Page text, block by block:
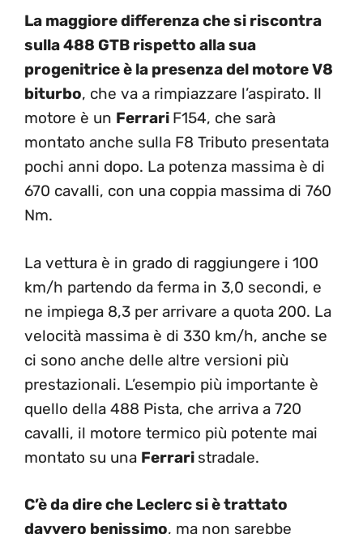
La maggiore differenza che si riscontra
sulla 488 GTB rispetto alla sua
progenitrice è la presenza del motore V8
biturbo, che va a rimpiazzare l’aspirato. Il
motore è un Ferrari F154, che sarà
montato anche sulla F8 Tributo presentata
pochi anni dopo. La potenza massima è di
670 cavalli, con una coppia massima di 760
Nm.
La vettura è in grado di raggiungere i 100
km/h partendo da ferma in 3,0 secondi, e
ne impiega 8,3 per arrivare a quota 200. La
velocità massima è di 330 km/h, anche se
ci sono anche delle altre versioni più
prestazionali. L’esempio più importante è
quello della 488 Pista, che arriva a 720
cavalli, il motore termico più potente mai
montato su una Ferrari stradale.
C’è da dire che Leclerc si è trattato
davvero benissimo, ma non sarebbe